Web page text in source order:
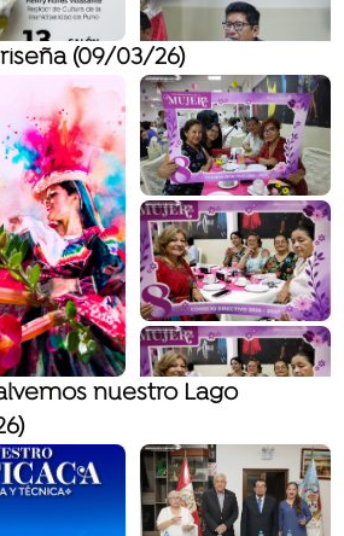
(09/03/26)
nuestro Lago